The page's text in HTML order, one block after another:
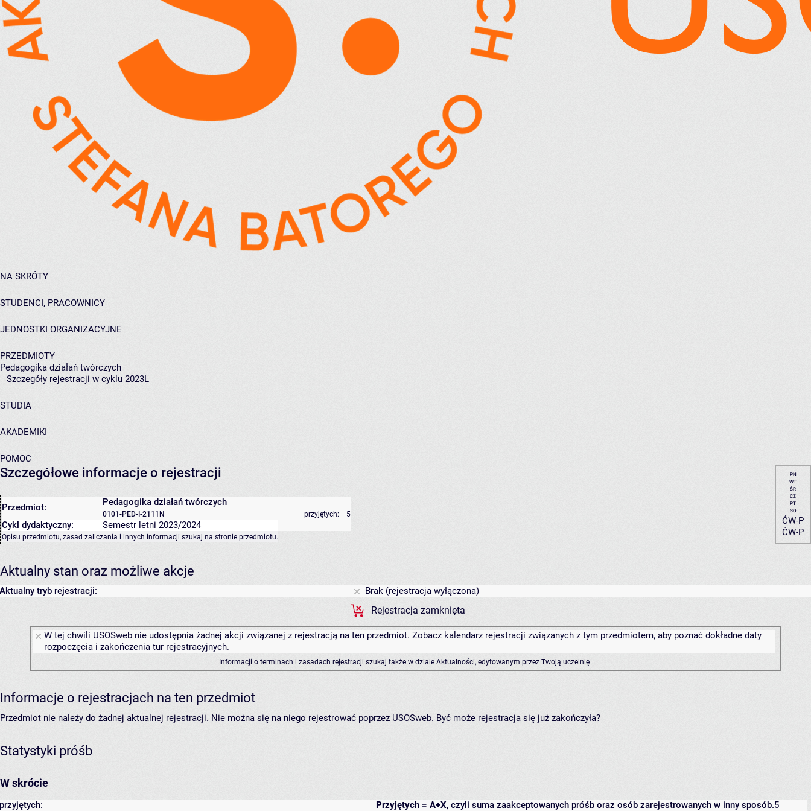
NA SKRÓTY
STUDENCI, PRACOWNICY
JEDNOSTKI ORGANIZACYJNE
PRZEDMIOTY
Pedagogika działań twórczych
Szczegóły rejestracji w cyklu 2023L
STUDIA
AKADEMIKI
POMOC
Szczegółowe informacje o rejestracji
Przedmiot: Pedagogika działań twórczych
0101-PED-I-2111N przyjętych: 5
Cykl dydaktyczny: Semestr letni 2023/2024
Opisu przedmiotu, zasad zaliczania i innych informacji szukaj na stronie przedmiotu.
PN
WT
ŚR
CZ
PT
SO
ĆW-P
ĆW-P
Aktualny stan oraz możliwe akcje
Aktualny tryb rejestracji:
Brak (rejestracja wyłączona)
Rejestracja zamknięta
W tej chwili USOSweb nie udostępnia żadnej akcji związanej z rejestracją na ten przedmiot. Zobacz kalendarz rejestracji związanych z tym przedmiotem, aby poznać dokładne daty
rozpoczęcia i zakończenia tur rejestracyjnych.
Informacji o terminach i zasadach rejestracji szukaj także w dziale Aktualności, edytowanym przez Twoją uczelnię
Informacje o rejestracjach na ten przedmiot
Przedmiot nie należy do żadnej aktualnej rejestracji. Nie można się na niego rejestrować poprzez USOSweb. Być może rejestracja się już zakończyła?
Statystyki próśb
W skrócie
Przyjętych = A+X, czyli suma zaakceptowanych próśb oraz osób zarejestrowanych w inny sposób.
przyjętych: 5